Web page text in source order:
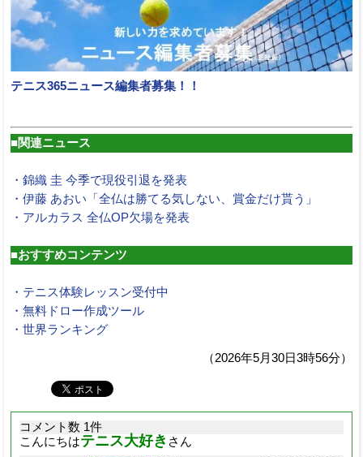
テニス365ニュース編集者募集！！
■関連ニュース
・錦織 圭 今季で現役引退を発表
・伊藤 あおい「全仏は勝てる気しない、賞金だけ貰う」
・アルカラス 全仏OP欠場を発表
■おすすめコンテンツ
・テニス体験レッスン受付中
・無料ドロー作成ツール
・世界ランキング
（2026年5月30日3時56分）
コメント数 1件
こんにちはテニス大好き さん